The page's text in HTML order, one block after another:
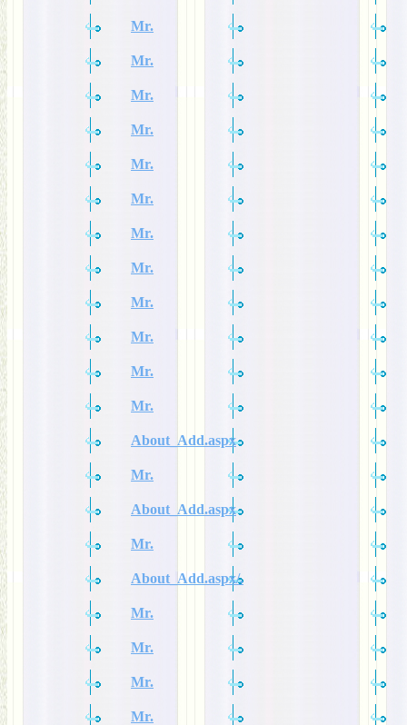
Mr.
Mr.
Mr.
Mr.
Mr.
Mr.
Mr.
Mr.
Mr.
Mr.
Mr.
Mr.
About_Add.aspx
Mr.
About_Add.aspx
Mr.
About_Add.aspx/.
Mr.
Mr.
Mr.
Mr.